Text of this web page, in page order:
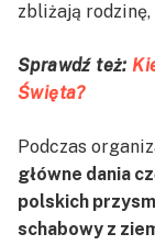
zbliżają
Sprawdź też:
Święta?
Podczas
główne dania
polskich
schabowy z